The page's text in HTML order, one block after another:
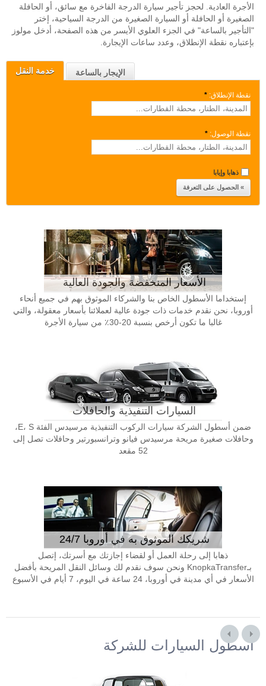
خدمة النقل الإيجار بالساعة
نقطة الإنطلاق: *
نقطة الوصول: *
ذهابا وإيابا
الأسعار المنخفضة والجودة العالية
إستخداما الأسطول الخاص بنا والشركاء الموثوق بهم في جميع أنحاء
أوروبا، نحن نقدم خدمات ذات جودة عالية لعملائنا بأسعار معقولة، والتي
غالبا ما تكون أرخص بنسبة 20-30٪ من سيارة الأجرة
السيارات التنفيذية والحافلات
ضمن أسطول الشركة سيارات الركوب التنفيذية مرسيدس الفئة E، S،
وحافلات صغيرة مريحة مرسيدس فيانو وترانسبورتير وحافلات تصل إلى
52 مقعد
شريكك الموثوق به في أوروبا 24/7
ذهابا إلى رحلة العمل أو لقضاء إجازتك مع أسرتك، إتصل
بـKnopkaTransfer ونحن سوف نقدم لك وسائل النقل المريحة بأفضل
الأسعار في أي مدينة في أوروبا، 24 ساعة في اليوم، 7 أيام في الأسبوع
الأجرة العادية. لحجز تأجير سيارة الدرجة الفاخرة مع سائق، أو الحافلة
الصغيرة أو الحافلة أو السيارة الصغيرة من الدرجة السياحية، إختر
"التأجير بالساعة" في الجزء العلوي الأيسر من هذه الصفحة، أدخل مولوز
بإعتباره نقطة الإنطلاق، وعدد ساعات الإيجارة.
أسطول السيارات للشركة